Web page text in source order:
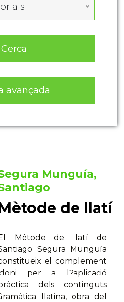
Cerca
avançada
Munguía,
de llatí
Mètode de llatí de
Segura Munguía
el complement
per a l?aplicació
dels continguts
llatina, obra del